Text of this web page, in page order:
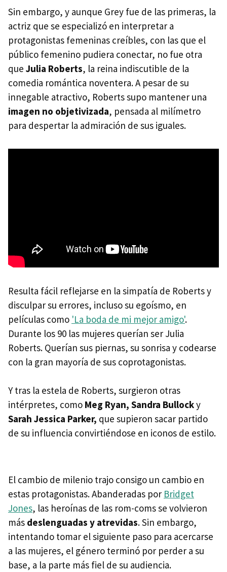
Sin embargo, y aunque Grey fue de las primeras, la
actriz que se especializó en interpretar a
protagonistas femeninas creíbles, con las que el
público femenino pudiera conectar, no fue otra
que Julia Roberts, la reina indiscutible de la
comedia romántica noventera. A pesar de su
innegable atractivo, Roberts supo mantener una
imagen no objetivizada, pensada al milímetro
para despertar la admiración de sus iguales.
Resulta fácil reflejarse en la simpatía de Roberts y
disculpar su errores, incluso su egoísmo, en
películas como 'La boda de mi mejor amigo'.
Durante los 90 las mujeres querían ser Julia
Roberts. Querían sus piernas, su sonrisa y codearse
con la gran mayoría de sus coprotagonistas.
Y tras la estela de Roberts, surgieron otras
intérpretes, como Meg Ryan, Sandra Bullocky
Sarah Jessica Parker, que supieron sacar partido
de su influencia convirtiéndose en iconos de estilo.
El cambio de milenio trajo consigo un cambio en
estas protagonistas. Abanderadas por Bridget
Jones, las heroínas de las rom-coms se volvieron
más deslenguadas y atrevidas. Sin embargo,
intentando tomar el siguiente paso para acercarse
a las mujeres, el género terminó por perder a su
base, a la parte más fiel de su audiencia.